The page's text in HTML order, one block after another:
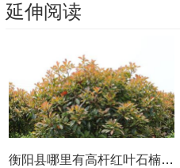
延伸阅读
衡阳县哪里有高杆红叶石楠买？